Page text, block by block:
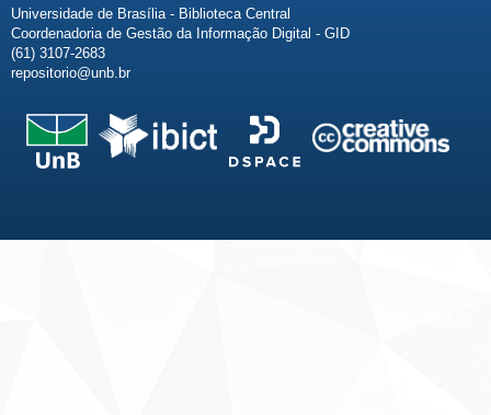
Universidade de Brasília - Biblioteca Central
Coordenadoria de Gestão da Informação Digital - GID
(61) 3107-2683
repositorio@unb.br